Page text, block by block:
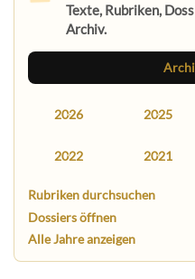
Texte, Rubriken,
Archiv.
2026 2025
2022 2021
Rubriken durchsuchen
Dossiers öffnen
Alle Jahre anzeigen